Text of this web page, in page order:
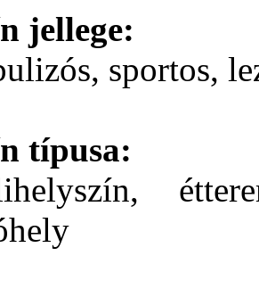
jellege:
sportos,
típusa: